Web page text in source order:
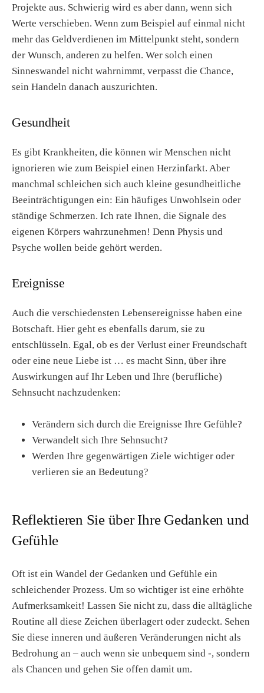
Projekte aus. Schwierig wird es aber dann, wenn sich
Werte verschieben. Wenn zum Beispiel auf einmal nicht
mehr das Geldverdienen im Mittelpunkt steht, sondern
der Wunsch, anderen zu helfen. Wer solch einen
Sinneswandel nicht wahrnimmt, verpasst die Chance,
sein Handeln danach auszurichten.
Gesundheit
Es gibt Krankheiten, die können wir Menschen nicht
ignorieren wie zum Beispiel einen Herzinfarkt. Aber
manchmal schleichen sich auch kleine gesundheitliche
Beeinträchtigungen ein: Ein häufiges Unwohlsein oder
ständige Schmerzen. Ich rate Ihnen, die Signale des
eigenen Körpers wahrzunehmen! Denn Physis und
Psyche wollen beide gehört werden.
Ereignisse
Auch die verschiedensten Lebensereignisse haben eine
Botschaft. Hier geht es ebenfalls darum, sie zu
entschlüsseln. Egal, ob es der Verlust einer Freundschaft
oder eine neue Liebe ist … es macht Sinn, über ihre
Auswirkungen auf Ihr Leben und Ihre (berufliche)
Sehnsucht nachzudenken:
Verändern sich durch die Ereignisse Ihre Gefühle?
Verwandelt sich Ihre Sehnsucht?
Werden Ihre gegenwärtigen Ziele wichtiger oder
verlieren sie an Bedeutung?
Reflektieren Sie über Ihre Gedanken und
Gefühle
Oft ist ein Wandel der Gedanken und Gefühle ein
schleichender Prozess. Um so wichtiger ist eine erhöhte
Aufmerksamkeit! Lassen Sie nicht zu, dass die alltägliche
Routine all diese Zeichen überlagert oder zudeckt. Sehen
Sie diese inneren und äußeren Veränderungen nicht als
Bedrohung an – auch wenn sie unbequem sind -, sondern
als Chancen und gehen Sie offen damit um.